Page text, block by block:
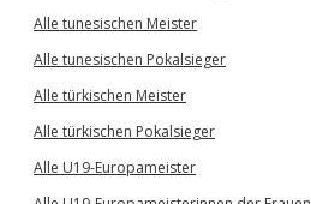
Alle tunesischen Meister
Alle tunesischen Pokalsieger
Alle türkischen Meister
Alle türkischen Pokalsieger
Alle U19-Europameister